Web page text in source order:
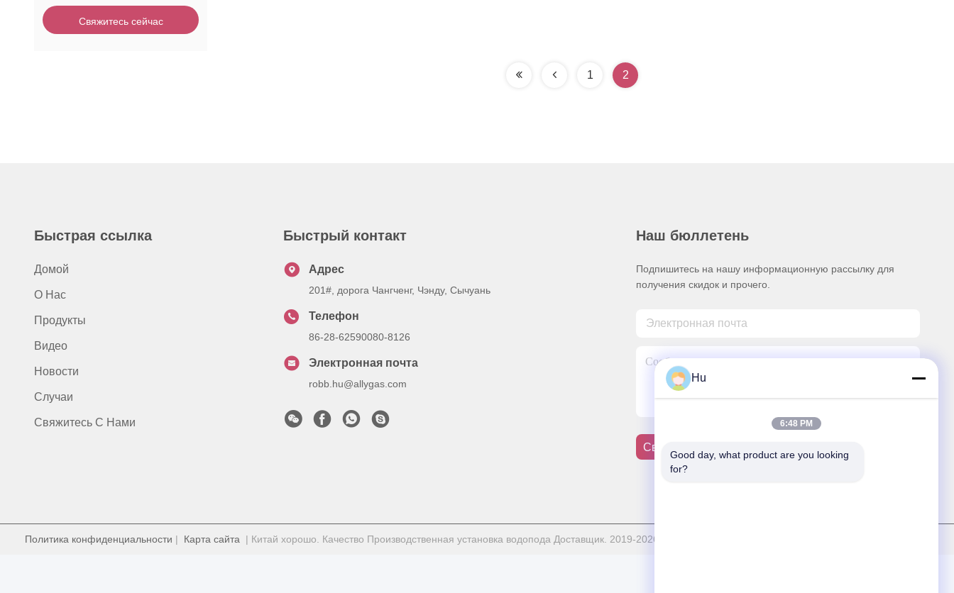
Свяжитесь сейчас
1 2
Быстрая ссылка
Домой
О Нас
Продукты
Видео
Новости
Случаи
Свяжитесь С Нами
Быстрый контакт
Адрес
201#, дорога Чангченг, Чэнду, Сычуань
Телефон
86-28-62590080-8126
Электронная почта
robb.hu@allygas.com
Наш бюллетень
Подпишитесь на нашу информационную рассылку для
получения скидок и прочего.
Свяжитесь С Нами
Политика конфиденциальности | Карта сайта | Китай хорошо. Качество Производственная установка водопода Доставщик. 2019-2026 Ally Hydrogen Energy Co., Ltd. Все. Все права защищены.
Hu
6:48 PM
Good day, what product are you looking
for?